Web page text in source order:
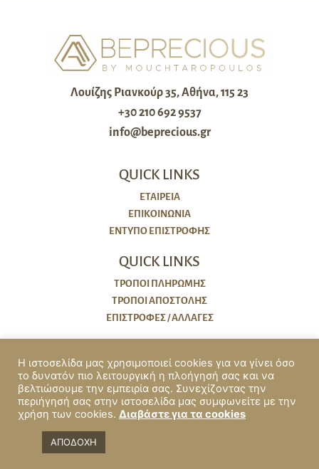
Λουίζης Ριανκούρ 35, Αθήνα, 115 23
+30 210 692 9537
info@beprecious.gr
QUICK LINKS
ΕΤΑΙΡΕΙΑ
ΕΠΙΚΟΙΝΩΝΙΑ
ΈΝΤΥΠΟ ΕΠΙΣΤΡΟΦΉΣ
QUICK LINKS
ΤΡΌΠΟΙ ΠΛΗΡΩΜΉΣ
ΤΡΌΠΟΙ ΑΠΟΣΤΟΛΉΣ
ΕΠΙΣΤΡΟΦΈΣ / ΑΛΛΑΓΈΣ
ΠΟΛΙΤΙΚΕΣ
COOKIES
ΠΟΛΙΤΙΚΗ ΑΠΟΡΡΗΤΟΥ
ΟΡΟΙ ΧΡΗΣΗΣ & ΠΡΟΫΠΟΘΕΣΕΙΣ
Η ιστοσελίδα μας χρησιμοποιεί cookies για να γίνει όσο
το δυνατόν πιο λειτουργική η πλοήγησή σας και να
βελτιώσουμε την εμπειρία σας. Συνεχίζοντας την
περιήγησή σας στην ιστοσελίδα μας συμφωνείτε με την
χρήση των cookies. Διαβάστε για τα cookies
ΑΠΟΔΟΧΗ